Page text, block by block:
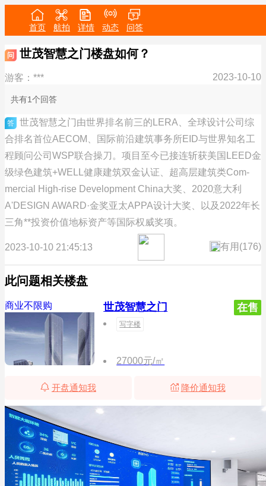
首页 航拍 详情 动态 问答
问 世茂智慧之门楼盘如何？
游客：*** 2023-10-10
共有1个回答
答
世茂智慧之门由世界排名前三的LERA、全球设计公司综
合排名首位AECOM、国际前沿建筑事务所EID与世界知名工
程顾问公司WSP联合操刀。项目至今已接连斩获美国LEED金
级绿色建筑+WELL健康建筑双金认证、超高层建筑类Com-
mercial High-rise Development China大奖、2020意大利
A'DESIGN AWARD·金奖亚太APPA设计大奖、以及2022年长
三角**投资价值地标资产等国际权威奖项。
2023-10-10 21:45:13 有用(176)
此问题相关楼盘
商业不限购 世茂智慧之门 在售
写字楼
27000元/㎡
开盘通知我 降价通知我